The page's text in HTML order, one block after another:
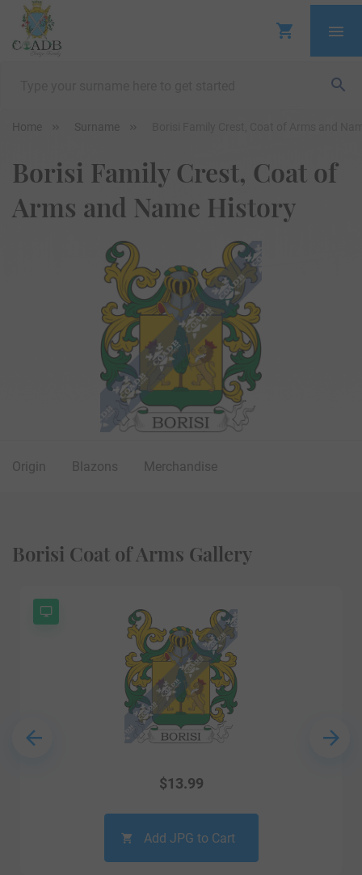
Home Surname
Borisi Family Crest, Coat of
Arms and Name History
Origin Blazons Merchandise
Borisi Coat of Arms Gallery
$13.99
Add JPG to Cart